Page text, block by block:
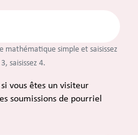
mathématique simple et saisissez
saisissez 4.
vous êtes un visiteur
soumissions de pourriel